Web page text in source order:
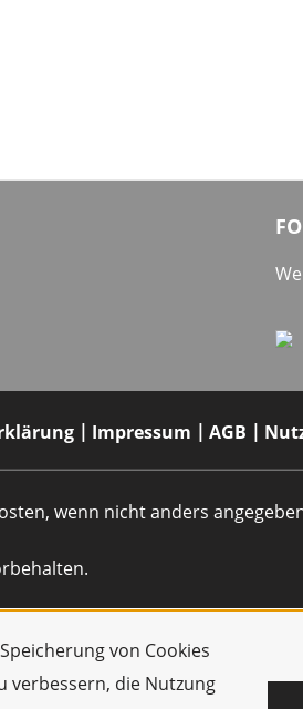
von Cookies
verbessern, die Nutzung
Impressum AGB
wenn nicht anders